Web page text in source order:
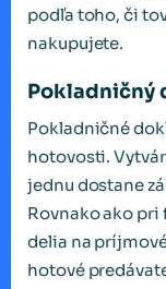
podľa toho, či
nakupujete.
Pokladničný
Pokladničné
hotovosti.
jednu dostane
Rovnako ako
delia na
hotové